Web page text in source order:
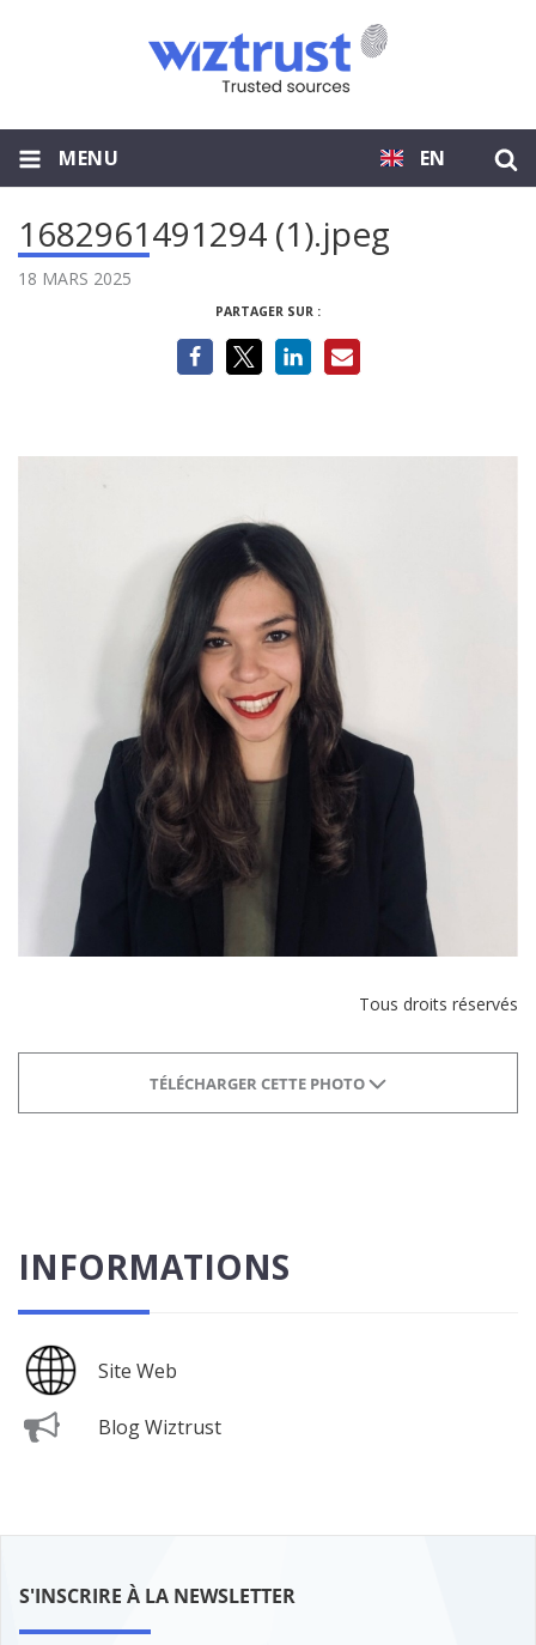
EN
MENU
1682961491294 (1).jpeg
18 MARS 2025
PARTAGER SUR :
Tous droits réservés
TÉLÉCHARGER CETTE PHOTO
INFORMATIONS
Site Web
Blog Wiztrust
S'INSCRIRE À LA NEWSLETTER